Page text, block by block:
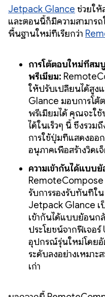
Jetpack Glance ช่วยให้
และตอนนี้ก็มีความสามาร
พื้นฐานใหม่ที่เรียกว่า
การโต้ตอบใหม่ที่ส
พรีเมียม:
ให้ปรับเปลี่ยนได้สูง
Glance มอบการโ
พรีเมียมได้ คุณจะใช้
ได้ในเร็วๆ นี้ ซึ่งรวม
การใช้ปุ่มที่แสดงออ
อนุภาคเพื่อสร้างวิด
ความเข้ากันได้แบบ
รับการรองรับทันทีใ
Jetpack Glance เ
เข้ากันได้แบบย้อนก
ประโยชน์จากฟีเจอ
อุปกรณ์รุ่นใหม่โดย
ระดับลงอย่างเหมาะ
เก่า